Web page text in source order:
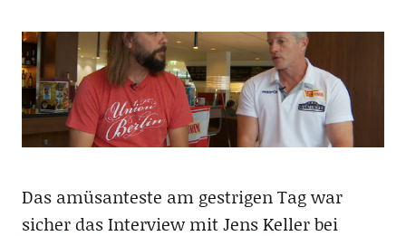
Das amüsanteste am gestrigen Tag war
sicher das Interview mit Jens Keller bei